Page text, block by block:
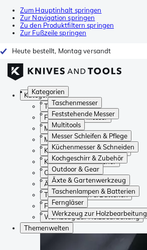
Zum Hauptinhalt springen
Zur Navigation springen
Zu den Produktfiltern springen
Zur Fußzeile springen
Heute bestellt, Montag versandt
Kategorien
Taschenmesser
Feststehende Messer
Multitools
Messer Schleifen & Pflege
Küchenmesser & Schneiden
Kochgeschirr & Zubehör
Outdoor & Gear
Äxte & Gartenwerkzeug
Taschenlampen & Batterien
Ferngläser
Werkzeug zur Holzbearbeitung
Kategorien
Taschenmesser
Feststehende Messer
Multitools
Messer Schleifen & Pflege
Küchenmesser & Schneiden
Kochgeschirr & Zubehör
Outdoor & Gear
Äxte & Gartenwerkzeug
Taschenlampen & Batterien
Ferngläser
Werkzeug zur Holzbearbeitung
Themenwelten